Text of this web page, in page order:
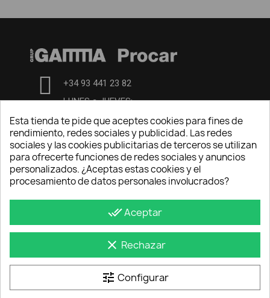
+34 93 441 23 82
LUNES a JUEVES:
7:00-13:00 y de 14:00-16h15
VIERNES de 7:00 a 13h30
central@procarsl.com
Politica de privacidad
Política de cookies
Condiciones de compra
Tienda exposición
Esta tienda te pide que aceptes cookies para fines de
rendimiento, redes sociales y publicidad. Las redes
sociales y las cookies publicitarias de terceros se utilizan
para ofrecerte funciones de redes sociales y anuncios
personalizados. ¿Aceptas estas cookies y el
procesamiento de datos personales involucrados?
done_allAceptar
clear Rechazar
tune Configurar